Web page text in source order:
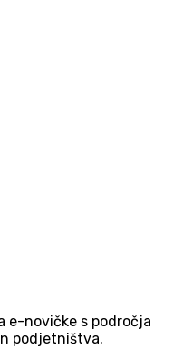
e-novičke s področja
podjetništva.